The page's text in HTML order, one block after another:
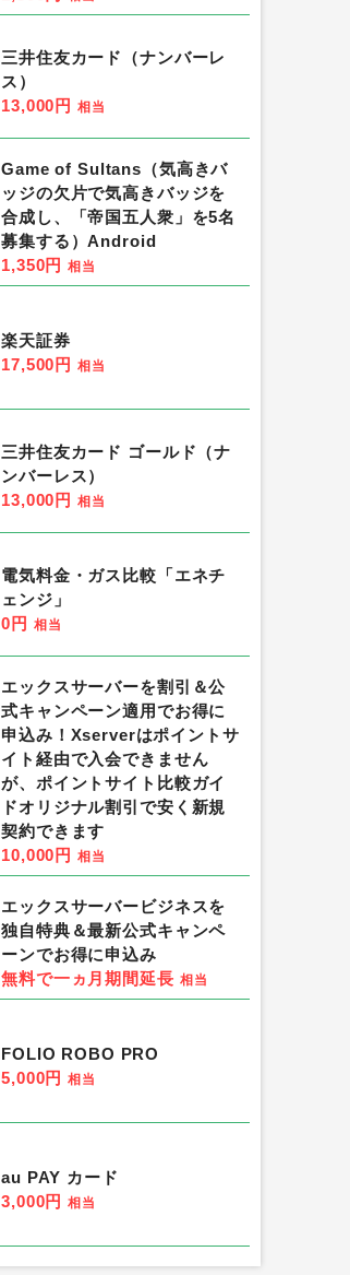
三井住友カード（ナンバーレ
ス）
13,000円 相当
Game of Sultans（気高きバ
ッジの欠片で気高きバッジを
合成し、「帝国五人衆」を5名
募集する）Android
1,350円 相当
楽天証券
17,500円 相当
三井住友カード ゴールド（ナ
ンバーレス）
13,000円 相当
電気料金・ガス比較「エネチ
ェンジ」
0円 相当
エックスサーバーを割引＆公
式キャンペーン適用でお得に
申込み！Xserverはポイントサ
イト経由で入会できません
が、ポイントサイト比較ガイ
ドオリジナル割引で安く新規
契約できます
10,000円 相当
エックスサーバービジネスを
独自特典＆最新公式キャンペ
ーンでお得に申込み
無料で一ヵ月期間延長 相当
FOLIO ROBO PRO
5,000円 相当
au PAY カード
3,000円 相当